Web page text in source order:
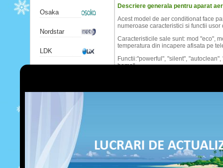
Osaka
Nordstar
LDK
Hitachi
LG
Descriere generala pentru aparat
Acest model de aer conditionat face
numeroase caracteristici si functii usor
Caracteristicile sale sunt: mod "eco",
temperatura din incapere afisata pe
Functii:"powerful", "silent",
home".
Filtru special "Wassabi" si filtru
Limitarea consumului electric cu o
Sistemul functioneaza la putere